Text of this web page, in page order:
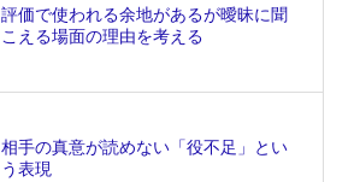
評価で使われる余地があるが曖昧に聞
こえる場面の理由を考える
相手の真意が読めない「役不足」とい
う表現